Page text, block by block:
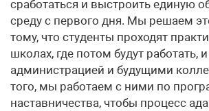
сработаться и выстроить единую
среду с первого дня. Мы решаем
тому, что студенты проходят
школах, где потом будут работать,
администрацией и будущими
того, мы работаем с ними по
наставничества, чтобы процесс